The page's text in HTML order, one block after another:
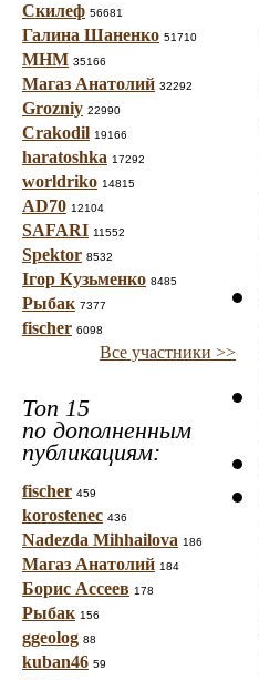
Скилеф 56681
Галина Шаненко 51710
МНМ 35166
Магаз Анатолий 32292
Grozniy 22990
Crakodil 19166
haratoshka 17292
worldriko 14815
AD70 12104
SAFARI 11552
Spektor 8532
Ігор Кузьменко 8485
Рыбак 7377
fischer 6098
Все участники >>
Топ 15
по дополненным
публикациям:
fischer 459
korostenec 436
Nadezda Mihhailova 186
Магаз Анатолий 184
Борис Ассеев 178
Рыбак 156
ggeolog 88
kuban46 59